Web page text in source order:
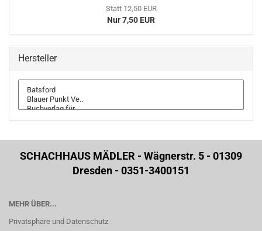
Statt 12,50 EUR
Nur 7,50 EUR
Hersteller
SCHACHHAUS MÄDLER - Wägnerstr. 5 - 01309
Dresden - 0351-3400151
MEHR ÜBER...
Privatsphäre und Datenschutz